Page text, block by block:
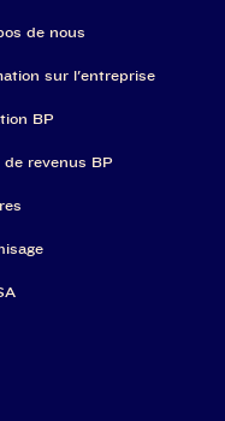
de nous
sur l'entreprise
BP
de revenus BP